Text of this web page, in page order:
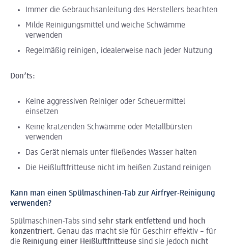
Immer die Gebrauchsanleitung des Herstellers beachten
Milde Reinigungsmittel und weiche Schwämme
verwenden
Regelmäßig reinigen, idealerweise nach jeder Nutzung
Don’ts:
Keine aggressiven Reiniger oder Scheuermittel
einsetzen
Keine kratzenden Schwämme oder Metallbürsten
verwenden
Das Gerät niemals unter fließendes Wasser halten
Die Heißluftfritteuse nicht im heißen Zustand reinigen
Kann man einen Spülmaschinen-Tab zur Airfryer-Reinigung
verwenden?
Spülmaschinen-Tabs sind sehr stark entfettend und hoch
konzentriert. Genau das macht sie für Geschirr effektiv – für
die Reinigung einer Heißluftfritteuse sind sie jedoch nicht